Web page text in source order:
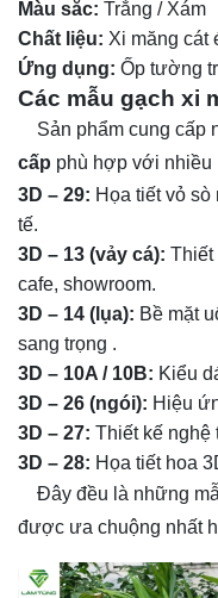
Màu sắc: Trắng / Xám
Chất liệu: Xi măng cát
Ứng dụng: Ốp tường
Các mẫu gạch xi
Sản phẩm cung cấp
cấp phù hợp với nhiều
3D – 29: Họa tiết vỏ
tế.
3D – 13 (vảy cá): Thiết
cafe, showroom.
3D – 14 (lụa): Bề mặt
sang trọng .
3D – 10A / 10B: Kiểu
3D – 26 (ngói): Hiệu
3D – 27: Thiết kế nghệ
3D – 28: Họa tiết hoa
Đây đều là những
được ưa chuộng nhất